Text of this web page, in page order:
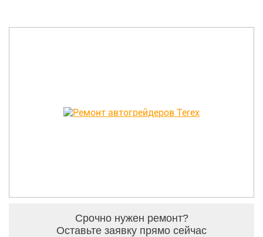
Срочно нужен ремонт?
Оставьте заявку прямо сейчас